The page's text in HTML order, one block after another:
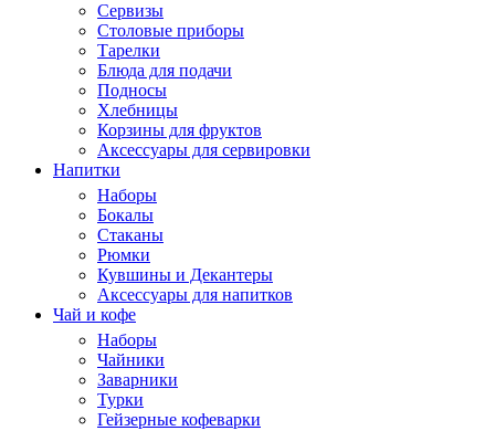
Сервизы
Столовые приборы
Тарелки
Блюда для подачи
Подносы
Хлебницы
Корзины для фруктов
Аксессуары для сервировки
Напитки
Наборы
Бокалы
Стаканы
Рюмки
Кувшины и Декантеры
Аксессуары для напитков
Чай и кофе
Наборы
Чайники
Заварники
Турки
Гейзерные кофеварки